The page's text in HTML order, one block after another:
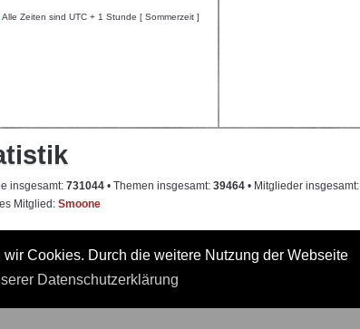
Cookies. Durch die weitere Nutzung der Webseite
Datenschutzerklärung
Alle Zeiten sind UTC + 1 Stunde [ Sommerzeit ]
insgesamt: 731044 • Themen insgesamt: 39464 • Mitglieder insgesamt:
Mitglied: Smoone